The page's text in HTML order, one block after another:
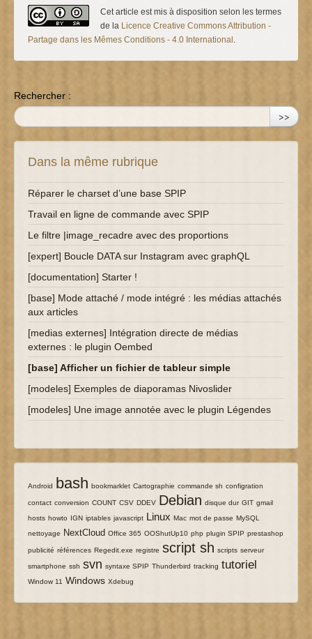
Cet article est mis à disposition selon les termes
de la Licence Creative Commons Attribution -
Partage dans les Mêmes Conditions - 4.0 International
Rechercher :
>>
Dans la même rubrique
Réparer le charset d’une base SPIP
Travail en ligne de commande avec SPIP
Le filtre |image_recadre avec des proportions
[expert] Boucle DATA sur Instagram avec graphQL
[documentation] Starter !
[base] Mode attaché / mode intégré : les médias attachés
aux articles
[medias externes] Intégration directe de médias
externes : le plugin Oembed
[base] Afficher un fichier de tableur simple
[modeles] Exemples de diaporamas Nivoslider
[modeles] Une image annotée avec le plugin Légendes
5/151
Android
151/151bash
13/151 bookmarklet
3/151 Cartographie
31/151 commande sh
15/151 configration
6/151
contact
6/151 conversion
6/151 COUNT
6/151 CSV
12/151 DDEV
121/151 Debian
6/151 disque dur
6/151 GIT
6/151 gmail
6/151
hosts
9/151howto
3/151 IGN
3/151 iptables
13/151 javascript
84/151 Linux
18/151 Mac
9/151 mot de passe
21/151 MySQL
6/151
nettoyage
54/151 NextCloud
6/151 Office 365
6/151 OOShutUp10
6/151 php
19/151 plugin SPIP
9/151 prestashop
6/151
publicité
23/151références
5/151 Regedit.exe
5/151 registre
127/151 script sh
6/151 scripts
3/151 serveur
3/151
smartphone
3/151 ssh
112/151 svn
11/151 syntaxe SPIP
24/151 Thunderbird
6/151 tracking
106/151 tutoriel
5/151
Window 11
70/151 Windows
6/151 Xdebug